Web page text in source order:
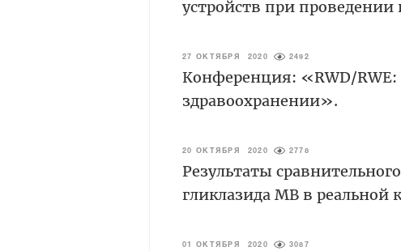
устройств при
27 ОКТЯБРЯ 2020 2492
Конференция: «RWD/
здравоохранении».
20 ОКТЯБРЯ 2020 2778
Результаты
гликлазида МВ в реальной
01 ОКТЯБРЯ 2020 3087